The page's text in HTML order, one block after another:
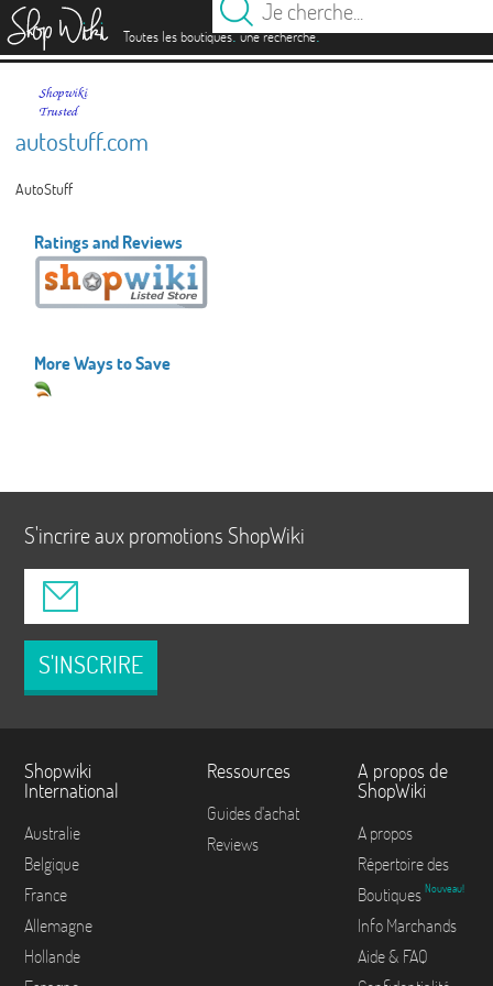
Toutes les boutiques.une recherche.
autostuff.com
AutoStuff
Ratings and Reviews
More Ways to Save
S'incrire aux promotions ShopWiki
S'INSCRIRE
Shopwiki
International
Australie
Belgique
France
Allemagne
Hollande
Ressources
Guides d'achat
Reviews
A propos de
ShopWiki
A propos
Répertoire des
Boutiques Nouveau!
Info Marchands
Aide & FAQ